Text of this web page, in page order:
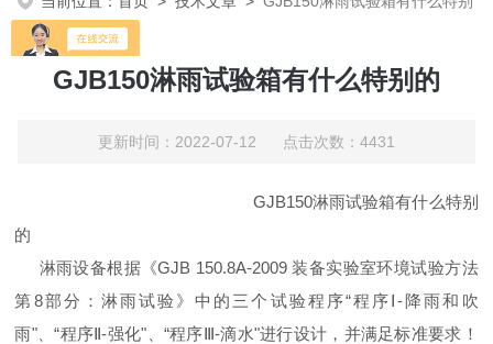
的
GJB150淋雨试验箱有什么特别的
更新时间：2022-07-12 点击次数：4431
GJB150淋雨试验箱有什么特别
的
淋雨设备根据《GJB 150.8A-2009 装备实验室环境试验方法
第8部分：淋雨试验》中的三个试验程序“程序Ⅰ-降雨和吹
雨"、“程序Ⅱ-强化"、“程序Ⅲ-滴水"进行设计，并满足标准要求！